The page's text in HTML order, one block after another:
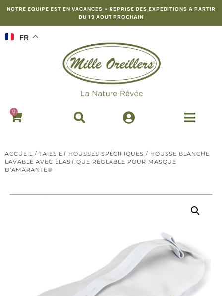
NOTRE EQUIPE EST EN VACANCES • REPRISE DES EXPEDITIONS A PARTIR
DU 19 AOUT PROCHAIN
FR
0
ACCUEIL / TAIES ET HOUSSES SPÉCIFIQUES / HOUSSE BLANCHE
LAVABLE AVEC ÉLASTIQUE RÉGLABLE POUR MASQUE
D’AMARANTE®